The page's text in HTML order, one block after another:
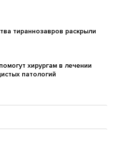
тираннозавров раскрыли
хирургам в лечении
патологий